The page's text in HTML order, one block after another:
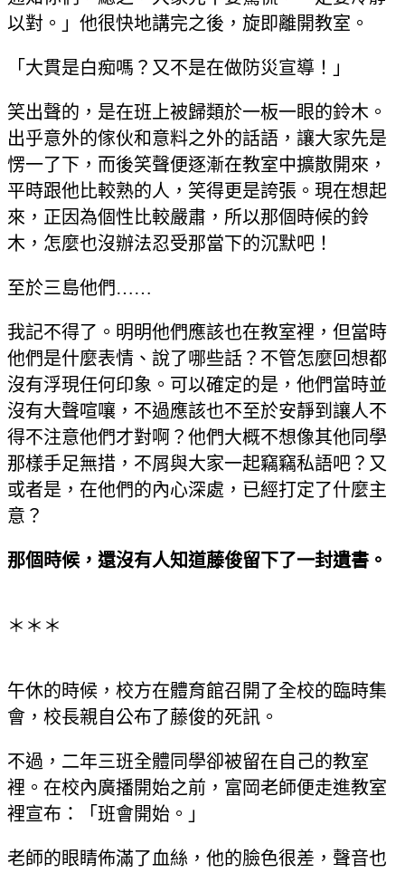
以對。」他很快地講完之後，旋即離開教室。
「大貫是白痴嗎？又不是在做防災宣導！」
笑出聲的，是在班上被歸類於一板一眼的鈴木。
出乎意外的傢伙和意料之外的話語，讓大家先是
愣一了下，而後笑聲便逐漸在教室中擴散開來，
平時跟他比較熟的人，笑得更是誇張。現在想起
來，正因為個性比較嚴肅，所以那個時候的鈴
木，怎麼也沒辦法忍受那當下的沉默吧！
至於三島他們……
我記不得了。明明他們應該也在教室裡，但當時
他們是什麼表情、說了哪些話？不管怎麼回想都
沒有浮現任何印象。可以確定的是，他們當時並
沒有大聲喧嚷，不過應該也不至於安靜到讓人不
得不注意他們才對啊？他們大概不想像其他同學
那樣手足無措，不屑與大家一起竊竊私語吧？又
或者是，在他們的內心深處，已經打定了什麼主
意？
那個時候，還沒有人知道藤俊留下了一封遺書。
＊＊＊
午休的時候，校方在體育館召開了全校的臨時集
會，校長親自公布了藤俊的死訊。
不過，二年三班全體同學卻被留在自己的教室
裡。在校內廣播開始之前，富岡老師便走進教室
裡宣布：「班會開始。」
老師的眼睛佈滿了血絲，他的臉色很差，聲音也